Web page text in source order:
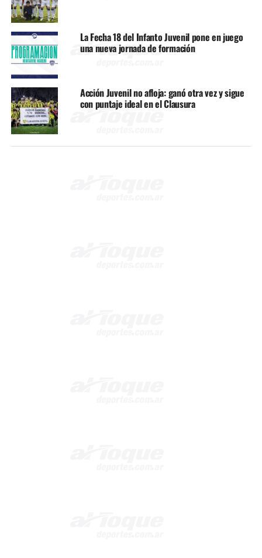
La Fecha 18 del Infanto Juvenil pone en juego
una nueva jornada de formación
Acción Juvenil no afloja: ganó otra vez y sigue
con puntaje ideal en el Clausura